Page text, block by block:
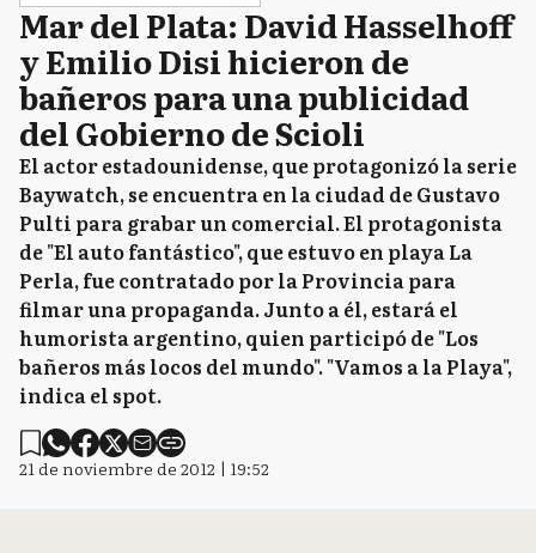
Mar del Plata: David Hasselhoff
y Emilio Disi hicieron de
bañeros para una publicidad
del Gobierno de Scioli
El actor estadounidense, que protagonizó la serie
Baywatch, se encuentra en la ciudad de Gustavo
Pulti para grabar un comercial. El protagonista
de "El auto fantástico", que estuvo en playa La
Perla, fue contratado por la Provincia para
filmar una propaganda. Junto a él, estará el
humorista argentino, quien participó de "Los
bañeros más locos del mundo". "Vamos a la Playa",
indica el spot.
21 de noviembre de 2012 | 19:52